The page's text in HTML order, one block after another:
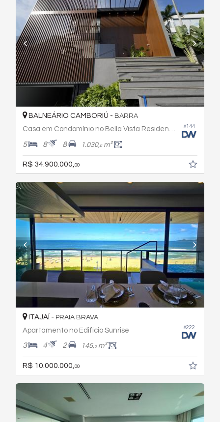
#144
BALNEÁRIO CAMBORIÚ - BARRA
Casa em Condomínio no Bella Vista Residence Club
5 8 8 1.030,0m²
R$ 34.900.000,00
#222
ITAJAÍ - PRAIA BRAVA
Apartamento no Edifício Sunrise
3 4 2 145,0m²
R$ 10.000.000, 00